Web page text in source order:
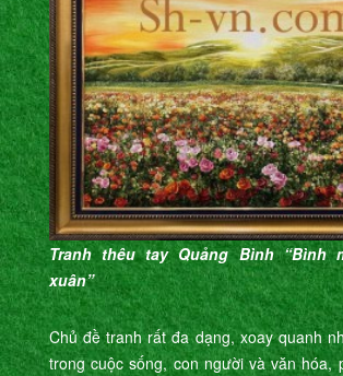
Tranh thêu tay Quảng Bình “Bình
xuân”
Chủ đề tranh rất đa dạng, xoay quanh
trong cuộc sống, con người và văn hóa,